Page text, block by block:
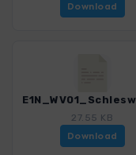
Download
27.55 KB
Download